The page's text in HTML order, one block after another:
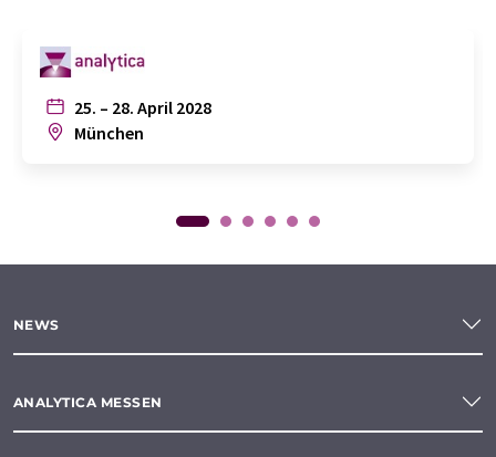
25. – 28. April 2028
München
NEWS
ANALYTICA MESSEN